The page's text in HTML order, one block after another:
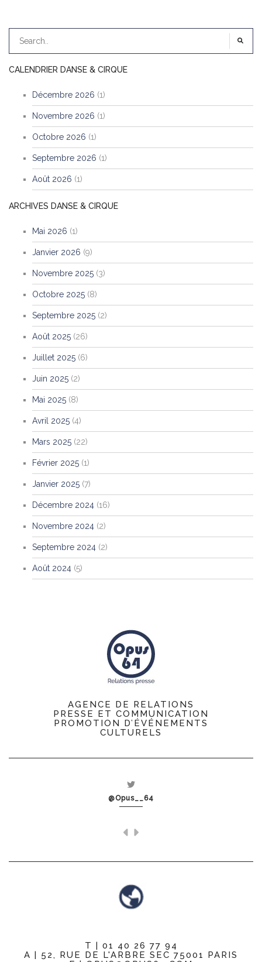
CALENDRIER DANSE & CIRQUE
Décembre 2026 (1)
Novembre 2026 (1)
Octobre 2026 (1)
Septembre 2026 (1)
Août 2026 (1)
ARCHIVES DANSE & CIRQUE
Mai 2026 (1)
Janvier 2026 (9)
Novembre 2025 (3)
Octobre 2025 (8)
Septembre 2025 (2)
Août 2025 (26)
Juillet 2025 (6)
Juin 2025 (2)
Mai 2025 (8)
Avril 2025 (4)
Mars 2025 (22)
Février 2025 (1)
Janvier 2025 (7)
Décembre 2024 (16)
Novembre 2024 (2)
Septembre 2024 (2)
Août 2024 (5)
AGENCE DE RELATIONS
PRESSE ET COMMUNICATION
PROMOTION D’ÉVÉNEMENTS
CULTURELS
@Opus__64
T | 01 40 26 77 94
A | 52, RUE DE L'ARBRE SEC 75001 PARIS